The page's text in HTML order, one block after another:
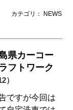
カテゴリ： NEWS
県カーコー
フトワーク
）
ですが今回は